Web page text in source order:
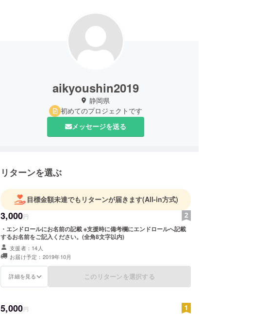
aikyoushin2019
静岡県
初めてのプロジェクトです
メッセージを送る
リターンを選ぶ
目標金額未達でもリターンが届きます(All-in方式)
3,000円
・エンドロールにお名前の記載 ※支援時に備考欄にエンドロールへ記載
するお名前をご記入ください。(全角8文字以内)
支援者：14人
お届け予定：2019年10月
詳細を見る このリターンを選択する
5,000円